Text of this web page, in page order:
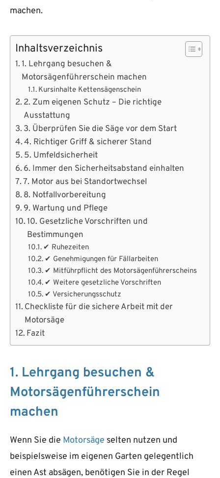
machen.
Inhaltsverzeichnis
1. Lehrgang besuchen &
Motorsägenführerschein machen
Kursinhalte Kettensägenschein
2. Zum eigenen Schutz – Die richtige
Ausstattung
3. Überprüfen Sie die Säge vor dem Start
4. Richtiger Griff & sicherer Stand
5. Umfeldsicherheit
6. Immer den Sicherheitsabstand einhalten
7. Motor aus bei Standortwechsel
8. Notfallvorbereitung
9. Wartung und Pflege
10. Gesetzliche Vorschriften und
Bestimmungen
✔ Ruhezeiten
✔ Genehmigungen für Fällarbeiten
✔ Mitführpflicht des Motorsägenführerscheins
✔ Weitere gesetzliche Vorschriften
✔ Versicherungsschutz
Checkliste für die sichere Arbeit mit der
Motorsäge
Fazit
1. Lehrgang besuchen &
Motorsägenführerschein
machen
Wenn Sie die Motorsäge selten nutzen und
beispielsweise im eigenen Garten gelegentlich
einen Ast absägen, benötigen Sie in der Regel